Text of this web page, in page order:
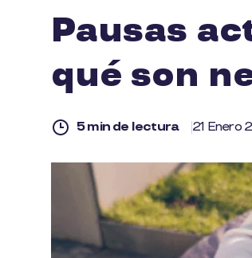
Pausas
qué son
5 min de lectura 21 Enero